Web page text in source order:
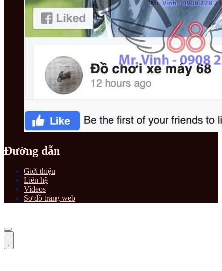
Đường dẫn
Giới thiệu
Liên hệ
Videos
Sơ đồ trang web